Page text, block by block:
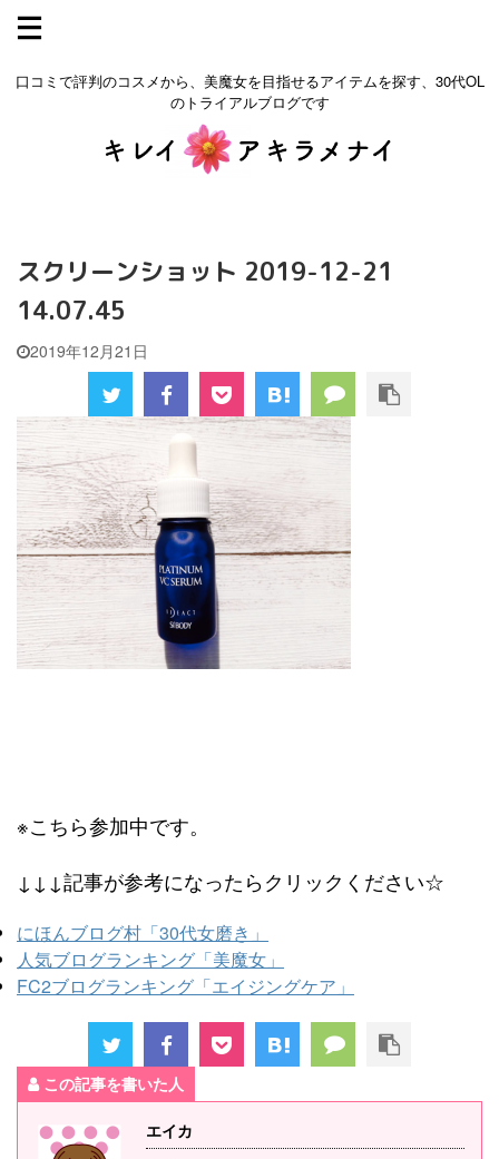
口コミで評判のコスメから、美魔女を目指せるアイテムを探す、30代OL
のトライアルブログです
スクリーンショット 2019-12-21
14.07.45
2019年12月21日
※こちら参加中です。
↓↓↓記事が参考になったらクリックください☆
にほんブログ村「30代女磨き」
人気ブログランキング「美魔女」
FC2ブログランキング「エイジングケア」
この記事を書いた人
エイカ